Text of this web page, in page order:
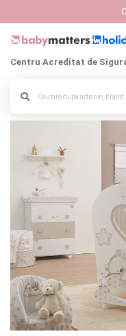
Italbaby
Branduri
CARUCIOARE
SCAUNE AUTO
SCOICI AUTO
LA PLIMBARE
Centru Acreditat de